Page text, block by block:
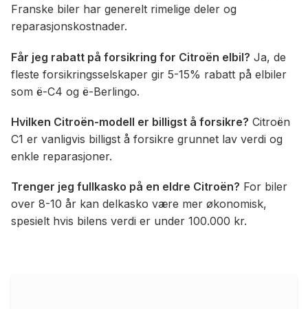
Franske biler har generelt rimelige deler og
reparasjonskostnader.
Får jeg rabatt på forsikring for Citroën elbil? Ja, de
fleste forsikringsselskaper gir 5-15% rabatt på elbiler
som ë-C4 og ë-Berlingo.
Hvilken Citroën-modell er billigst å forsikre? Citroën
C1 er vanligvis billigst å forsikre grunnet lav verdi og
enkle reparasjoner.
Trenger jeg fullkasko på en eldre Citroën? For biler
over 8-10 år kan delkasko være mer økonomisk,
spesielt hvis bilens verdi er under 100.000 kr.